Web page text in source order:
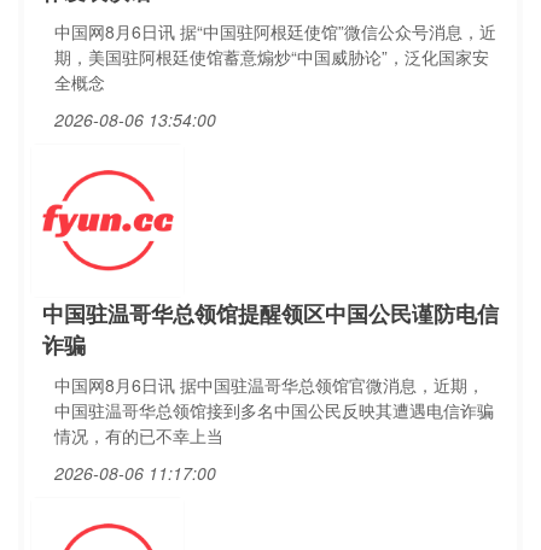
中国网8月6日讯 据“中国驻阿根廷使馆”微信公众号消息，近
期，美国驻阿根廷使馆蓄意煽炒“中国威胁论”，泛化国家安
全概念
2026-08-06 13:54:00
中国驻温哥华总领馆提醒领区中国公民谨防电信
诈骗
中国网8月6日讯 据中国驻温哥华总领馆官微消息，近期，
中国驻温哥华总领馆接到多名中国公民反映其遭遇电信诈骗
情况，有的已不幸上当
2026-08-06 11:17:00